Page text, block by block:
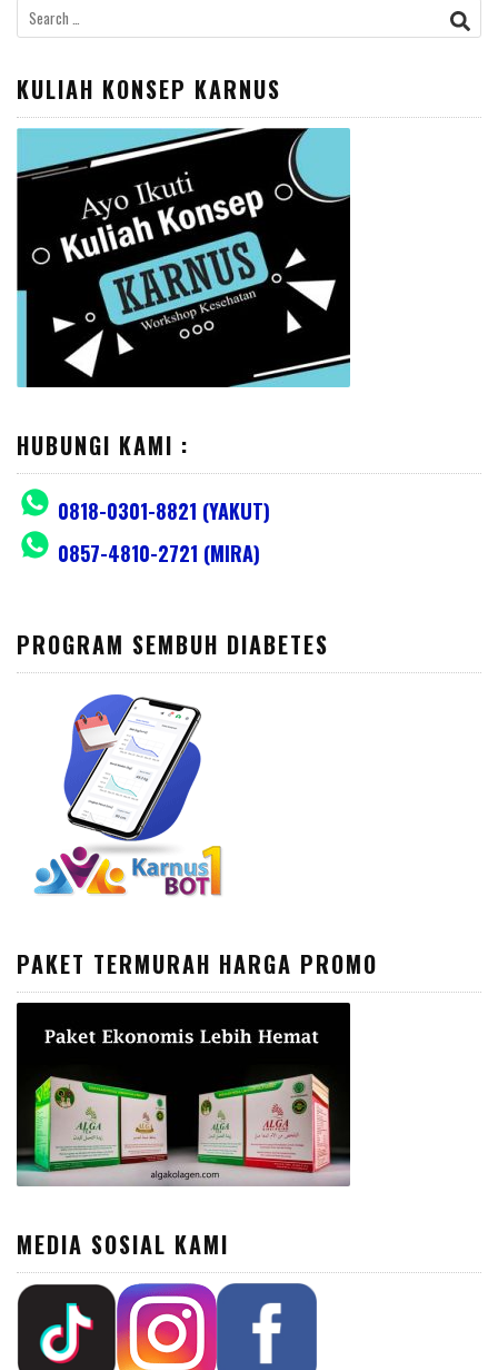
Search
for:
KULIAH KONSEP KARNUS
HUBUNGI KAMI :
0818-0301-8821 (YAKUT)
0857-4810-2721 (MIRA)
PROGRAM SEMBUH DIABETES
PAKET TERMURAH HARGA PROMO
MEDIA SOSIAL KAMI